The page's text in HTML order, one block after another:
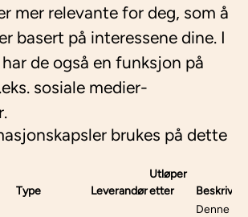
mer relevante for deg, som å
basert på interessene dine. I
de også en funksjon på
sosiale medier-
brukes på dette
Type Leverandør
Utløper
etter
Denne